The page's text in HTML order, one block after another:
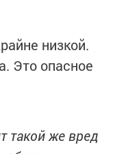
низкой.
Это опасное
такой же вред